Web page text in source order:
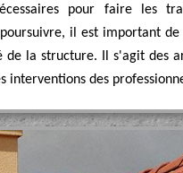
pour faire les
il est important de
de la structure. Il s'agit des
interventions des